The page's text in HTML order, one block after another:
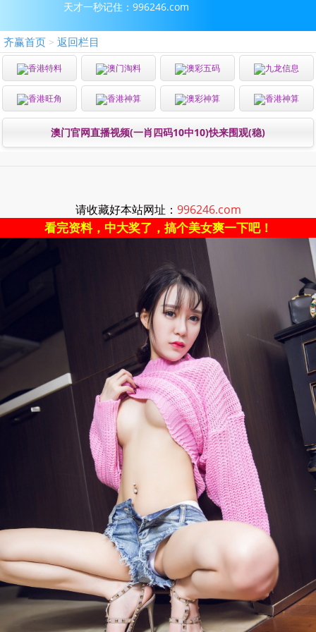
天才一秒记住：996246.com
齐赢首页 > 返回栏目
香港特料 澳门淘料 澳彩五码 九龙信息
香港旺角 香港神算 澳彩神算 香港神算
澳门官网直播视频(一肖四码10中10)快来围观(稳)
请收藏好本站网址： 996246.com
看完资料，中大奖了，搞个美女爽一下吧！